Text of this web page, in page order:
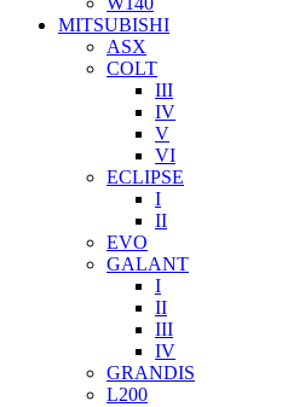
MITSUBISHI
ASX
COLT
III
IV
V
VI
ECLIPSE
I
II
EVO
GALANT
I
II
III
IV
GRANDIS
L200